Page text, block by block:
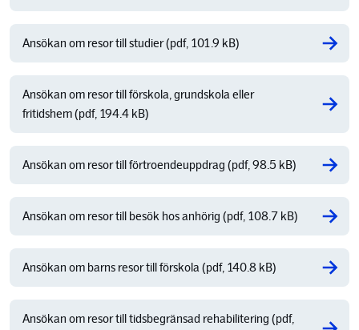
Ansökan om resor till studier (pdf, 101.9 kB)
Ansökan om resor till förskola, grundskola eller
fritidshem (pdf, 194.4 kB)
Ansökan om resor till förtroendeuppdrag (pdf, 98.5 kB)
Ansökan om resor till besök hos anhörig (pdf, 108.7 kB)
Ansökan om barns resor till förskola (pdf, 140.8 kB)
Ansökan om resor till tidsbegränsad rehabilitering (pdf,